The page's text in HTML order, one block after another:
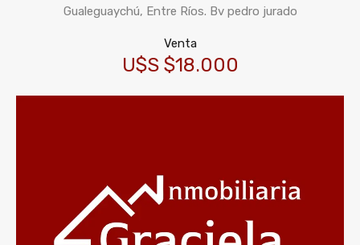
Gualeguaychú, Entre Ríos. Bv pedro jurado
Venta
U$S $18.000